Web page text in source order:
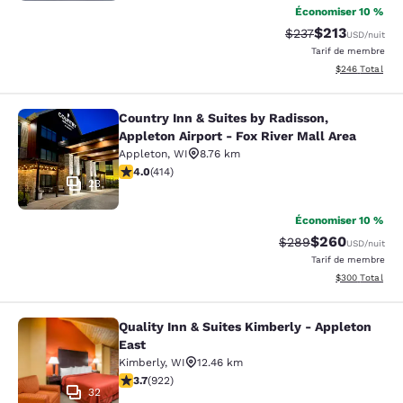
Économiser 10 %
Tarif barré :
$237Tarif réduit :
$213USD/nuit
Tarif de membre
Afficher les
$246 Total
Country Inn & Suites by Radisson,
23
Country Inn & Suites by Radisson,
Appleton Airport - Fox River Mall Area
Appleton, WI
8.76 km
3.96 étoiles. Bien. 414 commentaires
4.0(414)
Économiser 10 %
Tarif barré :
$289Tarif réduit :
$260USD/nuit
Tarif de membre
Afficher les
$300 Total
Quality Inn & Suites Kimberly -
32
Quality Inn & Suites Kimberly - Appleton
East
Kimberly, WI
12.46 km
3.74 étoiles. Bien. 922 commentaires
3.7(922)